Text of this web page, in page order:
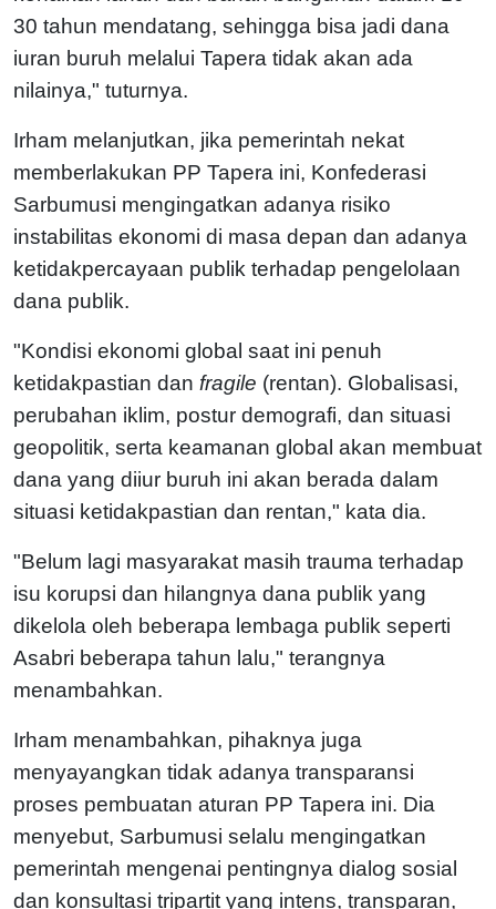
30 tahun mendatang, sehingga bisa jadi dana
iuran buruh melalui Tapera tidak akan ada
nilainya," tuturnya.
Irham melanjutkan, jika pemerintah nekat
memberlakukan PP Tapera ini, Konfederasi
Sarbumusi mengingatkan adanya risiko
instabilitas ekonomi di masa depan dan adanya
ketidakpercayaan publik terhadap pengelolaan
dana publik.
"Kondisi ekonomi global saat ini penuh
ketidakpastian dan fragile (rentan). Globalisasi,
perubahan iklim, postur demografi, dan situasi
geopolitik, serta keamanan global akan membuat
dana yang diiur buruh ini akan berada dalam
situasi ketidakpastian dan rentan," kata dia.
"Belum lagi masyarakat masih trauma terhadap
isu korupsi dan hilangnya dana publik yang
dikelola oleh beberapa lembaga publik seperti
Asabri beberapa tahun lalu," terangnya
menambahkan.
Irham menambahkan, pihaknya juga
menyayangkan tidak adanya transparansi
proses pembuatan aturan PP Tapera ini. Dia
menyebut, Sarbumusi selalu mengingatkan
pemerintah mengenai pentingnya dialog sosial
dan konsultasi tripartit yang intens, transparan,